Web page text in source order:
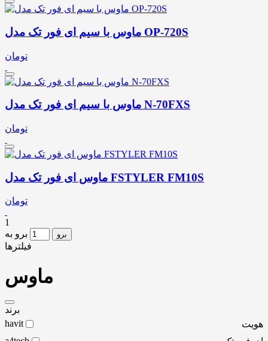
ماوس با سیم ای فور تک مدل OP-720S
تومان
ماوس با سیم ای فور تک مدل N-70FXS
تومان
ماوس ای فور تک مدل FSTYLER FM10S
تومان
1
برو به
برو
فیلترها
ماوس
برند
هویت
havit